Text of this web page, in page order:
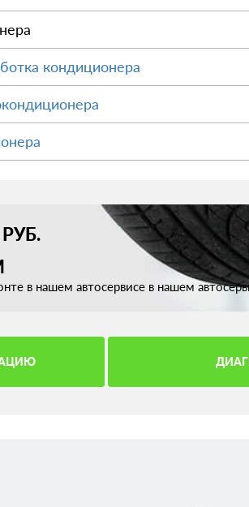
кондиционера
в нашем автосервисе в нашем